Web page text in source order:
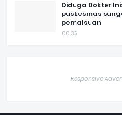
Diduga Dokter
puskesmas
pemalsuan
00.35
Responsive